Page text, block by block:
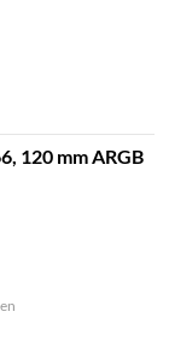
120 mm ARGB